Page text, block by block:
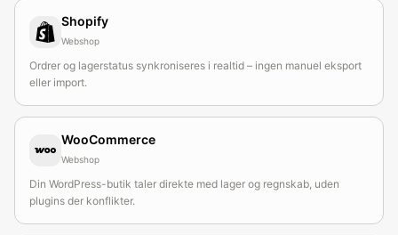
Shopify
Webshop
Ordrer og lagerstatus synkroniseres i realtid – ingen manuel eksport
eller import.
WooCommerce
Webshop
Din WordPress-butik taler direkte med lager og regnskab, uden
plugins der konflikter.